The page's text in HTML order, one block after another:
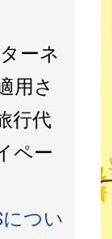
ーネ
用さ
行代
ペー
つい